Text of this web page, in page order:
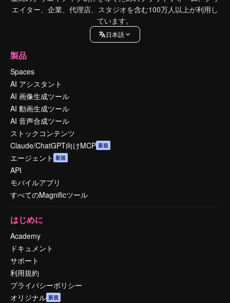
エイター、企業、代理店、スタジオを含む100万人以上が利用し
ています。
日本語
製品
Spaces
AI アシスタント
AI 画像生成ツール
AI 動画生成ツール
AI 音声合成ツール
ストックコンテンツ
Claude/ChatGPT向けMCP 新規
エージェント 新規
API
モバイルアプリ
すべてのMagnificツール
はじめに
Academy
ドキュメント
サポート
利用規約
プライバシーポリシー
オリジナル 新規